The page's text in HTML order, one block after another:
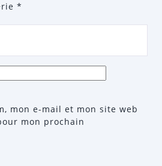
*
mon e-mail et mon site web
mon prochain